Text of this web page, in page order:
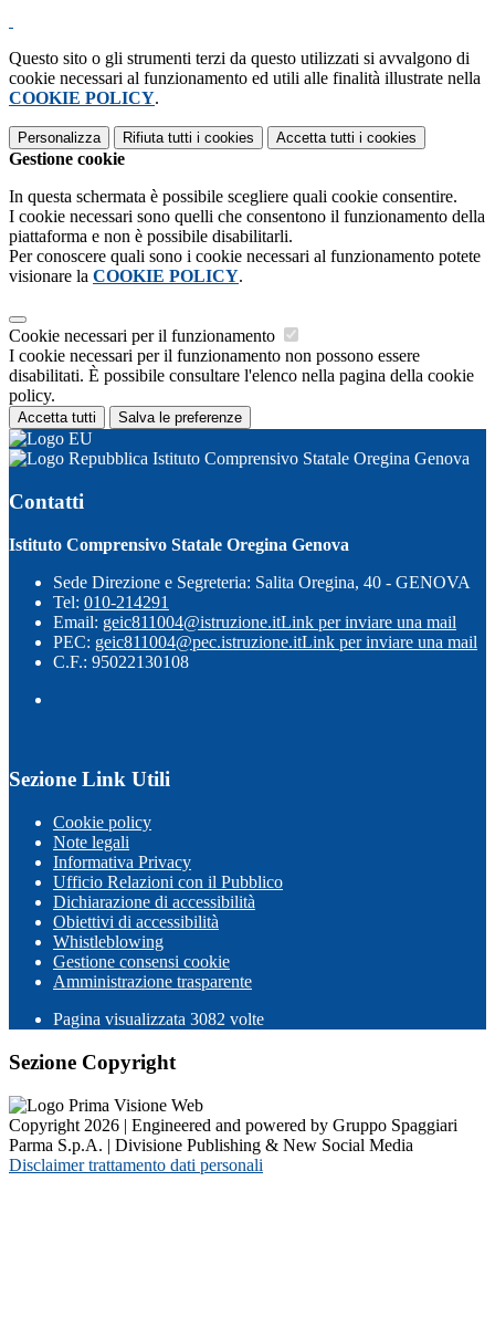
Questo sito o gli strumenti terzi da questo utilizzati si avvalgono di
cookie necessari al funzionamento ed utili alle finalità illustrate nella
COOKIE POLICY.
Personalizza Rifiuta tutti i cookies Accetta tutti i cookies
Gestione cookie
In questa schermata è possibile scegliere quali cookie consentire.
I cookie necessari sono quelli che consentono il funzionamento della
piattaforma e non è possibile disabilitarli.
Per conoscere quali sono i cookie necessari al funzionamento potete
visionare la COOKIE POLICY.
Cookie necessari per il funzionamento
I cookie necessari per il funzionamento non possono essere
disabilitati. È possibile consultare l'elenco nella pagina della cookie
policy.
Accetta tutti Salva le preferenze
Istituto Comprensivo Statale Oregina Genova
Contatti
Istituto Comprensivo Statale Oregina Genova
Sede Direzione e Segreteria: Salita Oregina, 40 - GENOVA
Tel: 010-214291
Email: geic811004@istruzione.itLink per inviare una mail
PEC: geic811004@pec.istruzione.itLink per inviare una mail
C.F.: 95022130108
Sezione Link Utili
Cookie policy
Note legali
Informativa Privacy
Ufficio Relazioni con il Pubblico
Dichiarazione di accessibilità
Obiettivi di accessibilità
Whistleblowing
Gestione consensi cookie
Amministrazione trasparente
Pagina visualizzata 3082 volte
Sezione Copyright
Copyright 2026 | Engineered and powered by Gruppo Spaggiari
Parma S.p.A. | Divisione Publishing & New Social Media
Disclaimer trattamento dati personali